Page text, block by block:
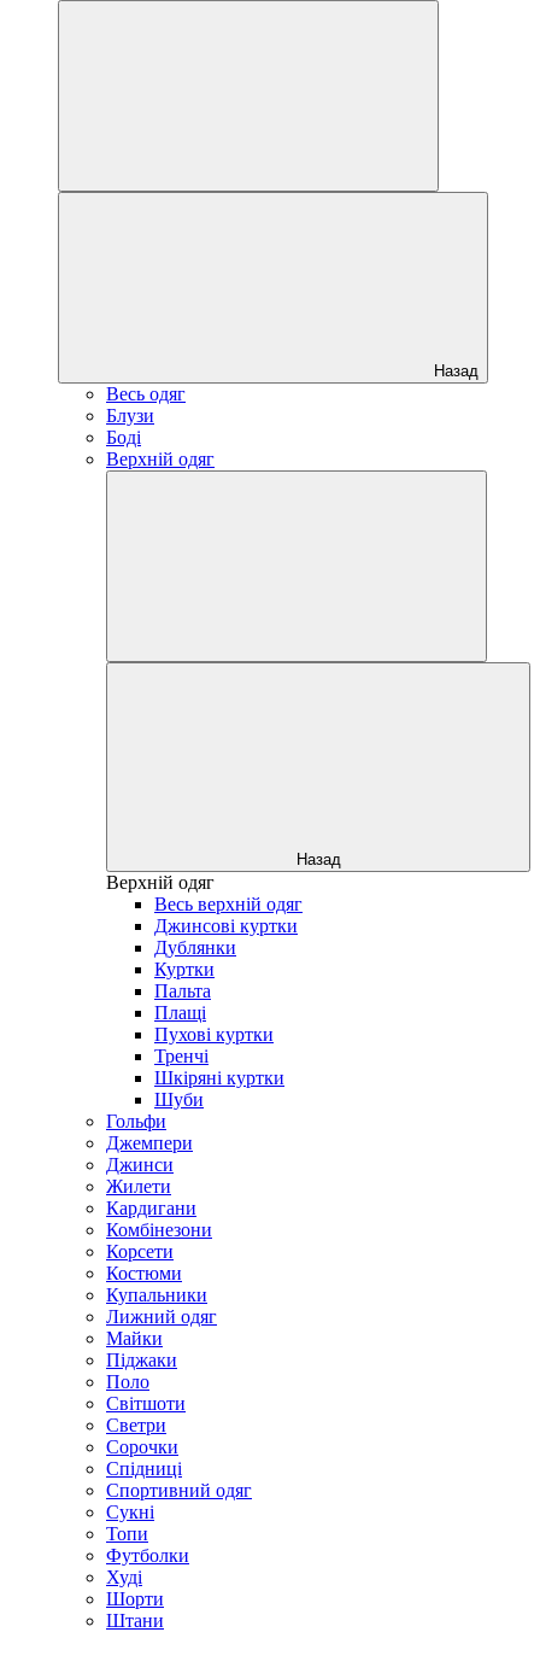
Назад
Весь одяг
Блузи
Боді
Верхній одяг
Назад
Верхній одяг
Весь верхній одяг
Джинсові куртки
Дублянки
Куртки
Пальта
Плащі
Пухові куртки
Тренчі
Шкіряні куртки
Шуби
Гольфи
Джемпери
Джинси
Жилети
Кардигани
Комбінезони
Корсети
Костюми
Купальники
Лижний одяг
Майки
Піджаки
Поло
Світшоти
Светри
Сорочки
Спідниці
Спортивний одяг
Сукні
Топи
Футболки
Худі
Шорти
Штани